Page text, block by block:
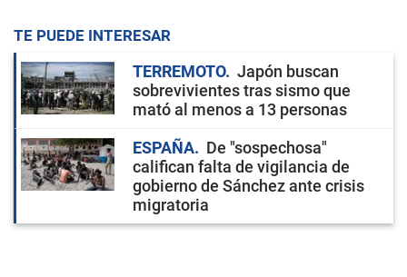
TE PUEDE INTERESAR
TERREMOTO
Japón buscan
sobrevivientes tras sismo que
mató al menos a 13 personas
ESPAÑA
De "sospechosa"
califican falta de vigilancia de
gobierno de Sánchez ante crisis
migratoria